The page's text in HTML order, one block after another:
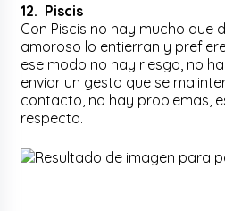
12. Piscis
Con Piscis no hay mucho que
amoroso lo entierran y
ese modo no hay riesgo, no
enviar un gesto que se
contacto, no hay problemas,
respecto.